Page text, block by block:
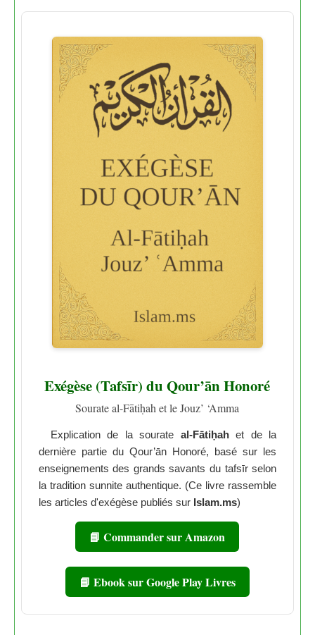
Exégèse (Tafsīr) du Qour’ān Honoré
Sourate al-Fātiḥah et le Jouz’ ‘Amma
Explication de la sourate al-Fātiḥahet de la
dernière partie du Qour’ān Honoré, basé sur les
enseignements des grands savants du tafsīr selon
la tradition sunnite authentique. (Ce livre rassemble
les articles d'exégèse publiés sur Islam.ms)
📘 Commander sur Amazon
📘 Ebook sur Google Play Livres